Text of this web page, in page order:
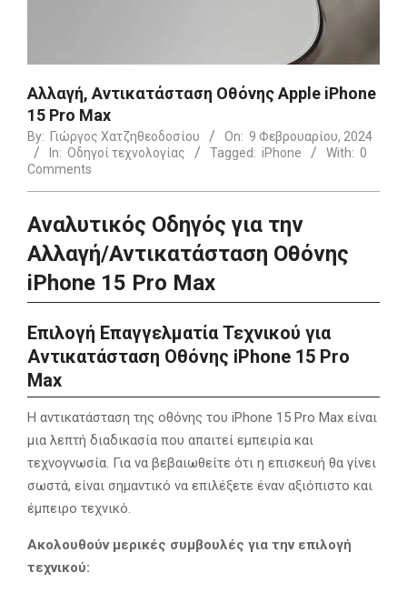
Αλλαγή, Αντικατάσταση Οθόνης Apple iPhone
15 Pro Max
By: Γιώργος Χατζηθεοδοσίου On: 9 Φεβρουαρίου, 2024
In: Οδηγοί τεχνολογίας Tagged: iPhone With: 0
Comments
Αναλυτικός Οδηγός για την
Αλλαγή/Αντικατάσταση Οθόνης
iPhone 15 Pro Max
Επιλογή Επαγγελματία Τεχνικού για
Αντικατάσταση Οθόνης iPhone 15 Pro
Max
Η αντικατάσταση της οθόνης του iPhone 15 Pro Max είναι
μια λεπτή διαδικασία που απαιτεί εμπειρία και
τεχνογνωσία. Για να βεβαιωθείτε ότι η επισκευή θα γίνει
σωστά, είναι σημαντικό να επιλέξετε έναν αξιόπιστο και
έμπειρο τεχνικό.
Ακολουθούν μερικές συμβουλές για την επιλογή
τεχνικού: